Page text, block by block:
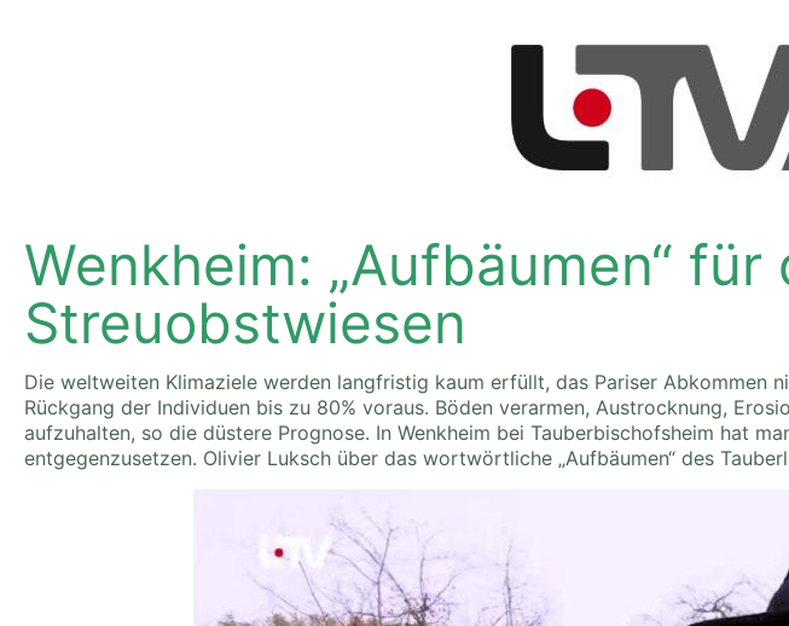
Wenkheim: „Aufbäumen“
Streuobstwiesen
Die weltweiten Klimaziele werden langfristig kaum erfüllt, das Pariser Abkommen
Rückgang der Individuen bis zu 80% voraus. Böden verarmen, Austrocknung,
aufzuhalten, so die düstere Prognose. In Wenkheim bei Tauberbischofsheim hat
entgegenzusetzen. Olivier Luksch über das wortwörtliche „Aufbäumen“ des